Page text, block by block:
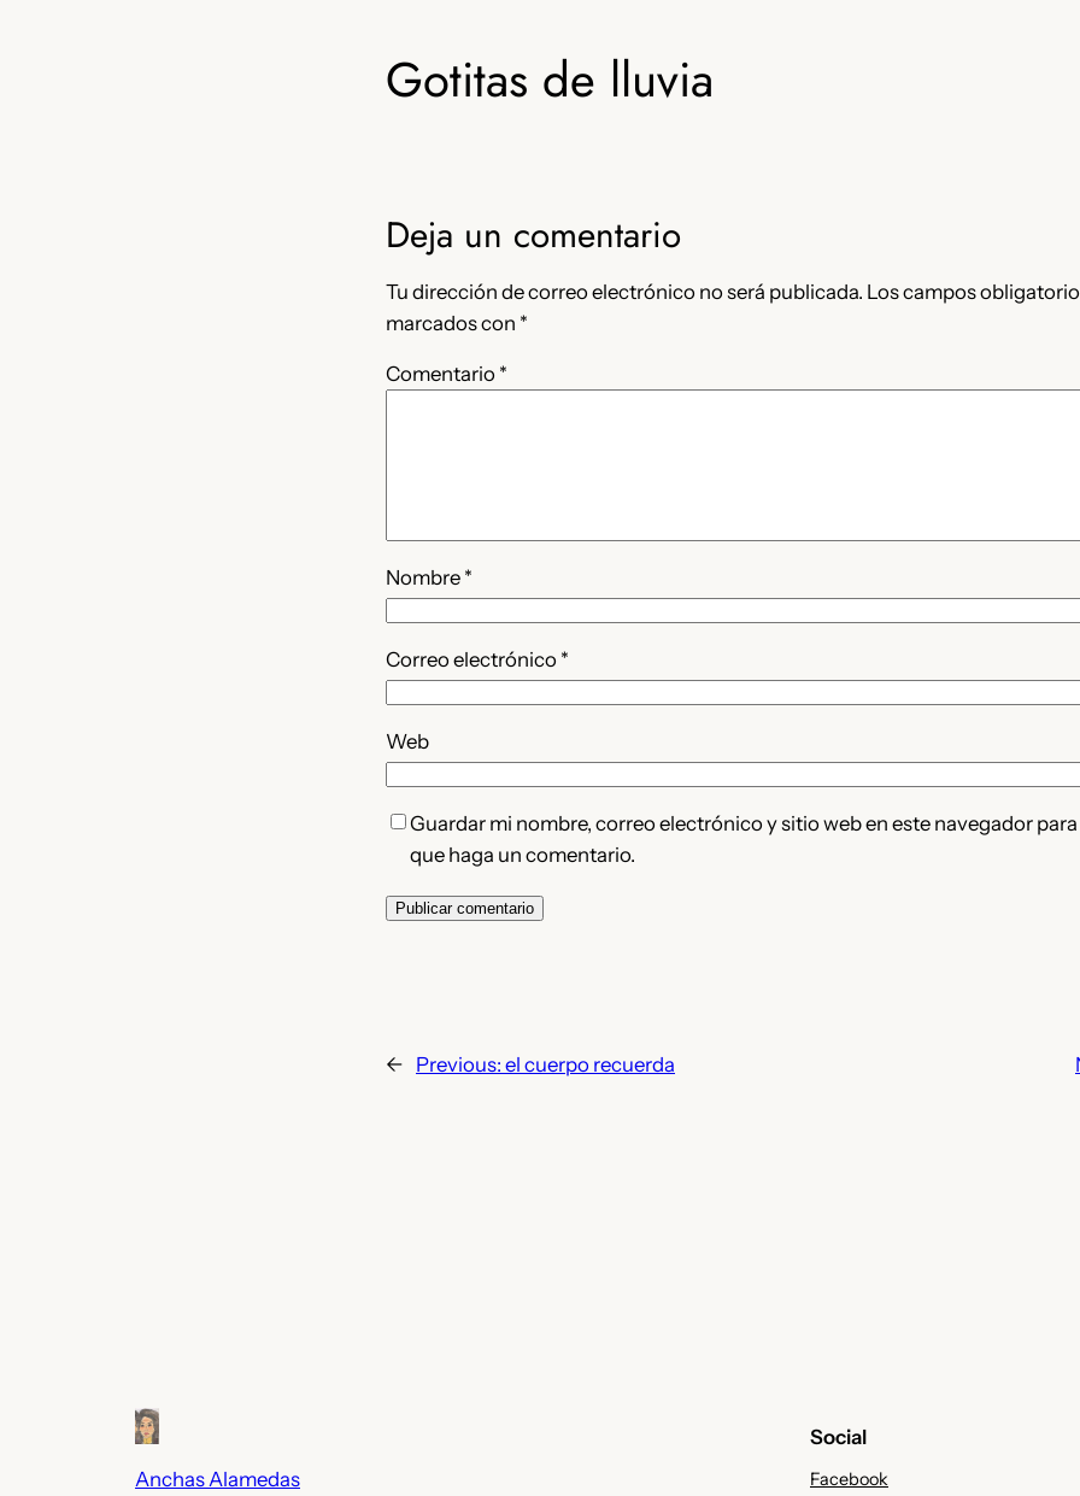
Gotitas de lluvia
Deja un comentario
Tu dirección de correo electrónico no será publicada. Los campos
marcados con *
Comentario *
Nombre *
Correo electrónico *
Web
Guardar mi nombre, correo electrónico y sitio web en este navegador
que haga un comentario.
← Previous: el cuerpo recuerda
Anchas Alamedas
Social
Facebook